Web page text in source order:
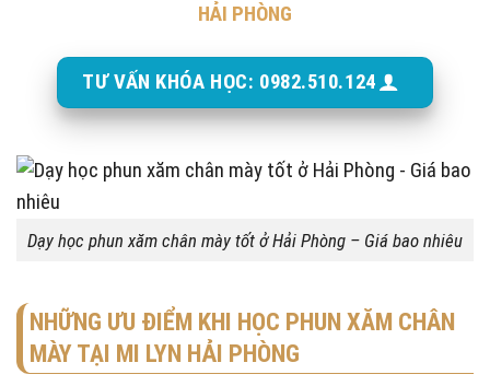
HẢI PHÒNG
TƯ VẤN KHÓA HỌC: 0982.510.124
Dạy học phun xăm chân mày tốt ở Hải Phòng – Giá bao nhiêu
NHỮNG ƯU ĐIỂM KHI HỌC PHUN XĂM CHÂN
MÀY TẠI MI LYN HẢI PHÒNG